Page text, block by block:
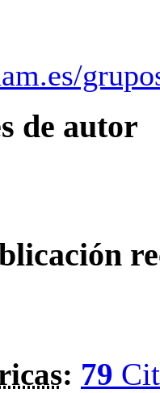
de autor
: 79